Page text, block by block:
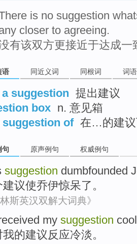
is no suggestion
closer to agreeing.
有该双方更接近于达成一
语 同近义词 同根词 词
suggestion 提出建议
box n. 意见箱
suggestion of 在…的建
句 原声例句 权威例句
suggestion dumbfounded
建议使乔伊惊呆了。
林斯英汉双解大词典》
my suggestion
我的建议反应冷淡。